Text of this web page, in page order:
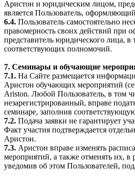
Аристон и юридическим лицом,
является Пользователь, оформляющий
6.4. Пользователь самостоятельно
правомерность своих действий при
представитель юридического лица, в
соответствующих полномочий.
7. Семинары и обучающие
7.1. На Сайте размещается
Аристон обучающих мероприятий
Ariston. Любой Пользователь, в том
незарегистрированный, вправе
семинаре, заполнив
7.2. Подача заявки не гарантирует
Факт участия подтверждается
Аристон.
7.3. Аристон вправе изменять
мероприятий, а также отменять их, в
уведомив об этом Пользователей,